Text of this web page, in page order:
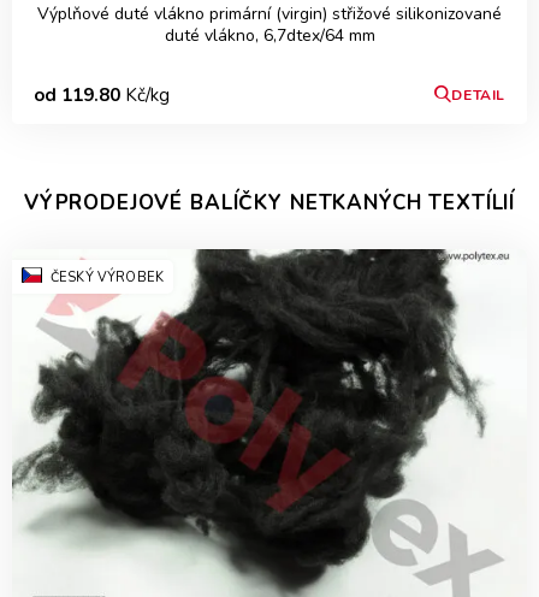
Výplňové duté vlákno primární (virgin) střižové silikonizované
duté vlákno, 6,7dtex/64 mm
od 119.80 Kč/kg DETAIL
VÝPRODEJOVÉ BALÍČKY NETKANÝCH TEXTÍLIÍ
ČESKÝ VÝROBEK